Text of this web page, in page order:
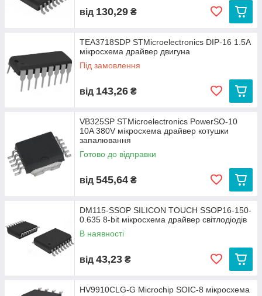
від 130,29 ₴
TEA3718SDP STMicroelectronics DIP-16 1.5A
мікросхема драйвер двигуна
Під замовлення
від 143,26 ₴
VB325SP STMicroelectronics PowerSO-10
10A 380V мікросхема драйвер котушки
запалювання
Готово до відправки
від 545,64 ₴
DM115-SSOP SILICON TOUCH SSOP16-150-
0.635 8-bit мікросхема драйвер світлодіодів
В наявності
від 43,23 ₴
HV9910CLG-G Microchip SOIC-8 мікросхема